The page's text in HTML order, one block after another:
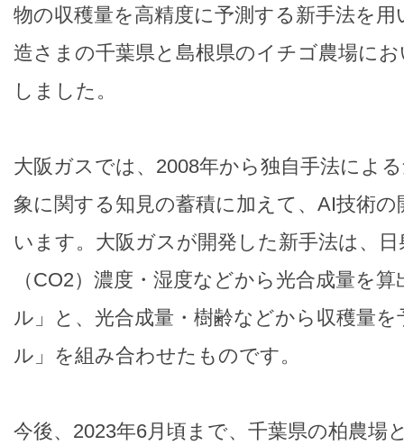
物の収穫量を高精度に予測する新手法を
造さまの千葉県と島根県のイチゴ農場に
しました。
大阪ガスでは、2008年から独自手法によ
象に関する知見の蓄積に加えて、AI技術
います。大阪ガスが開発した新手法は、
（CO2）濃度・湿度などから光合成量を
ル」と、光合成量・樹齢などから収穫量
ル」を組み合わせたものです。
今後、2023年6月頃まで、千葉県の柏農場